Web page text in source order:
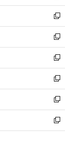
開
く
ウ
で
開
く
ン
ド
ウ
で
開
く
ウ
ィ
ン
ド
ウ
で
開
く
し
い
ウ
ィ
ン
ド
ウ
で
開
く
新
し
い
ウ
ィ
ン
ド
ウ
で
開
く
新
し
い
ウ
ィ
ン
ド
ウ
で
開
新
し
い
ウ
ィ
ン
ド
ウ
新
し
い
ウ
ィ
ン
新
し
い
ウ
新
し